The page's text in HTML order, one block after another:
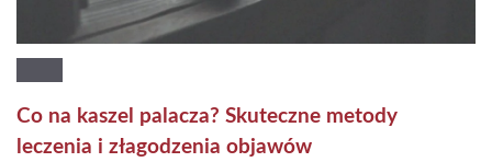
Co na kaszel palacza? Skuteczne metody
leczenia i złagodzenia objawów